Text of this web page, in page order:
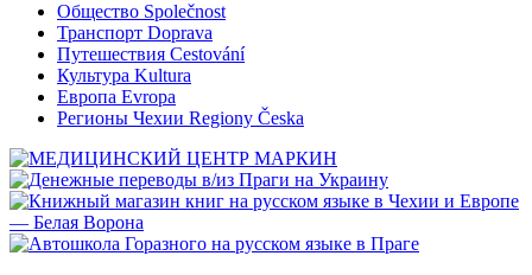
Общество Společnost
Транспорт Doprava
Путешествия Cestování
Культура Kultura
Европа Evropa
Регионы Чехии Regiony Česka